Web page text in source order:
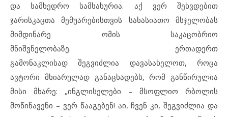
და სამხედრო სამსახურია. აქ ვერ შეხვდებით
ჯარისკაცთა მემუარებისთვის სახასიათო მსჯელობას
მიმდინარე ომის საკაცობრიო
მნიშვნელობაზე. ერთადერთ
გამონაკლისად შეგვიძლია დავასახელოთ, როცა
ავტორი მხიარულად განაცხადებს, რომ განწირულია
მისი მხარე: „ინგლისელები – მსოფლიო რბოლის
მოწინავენი – ვერ წააგებენ! აი, ჩვენ კი, შეგვიძლია და